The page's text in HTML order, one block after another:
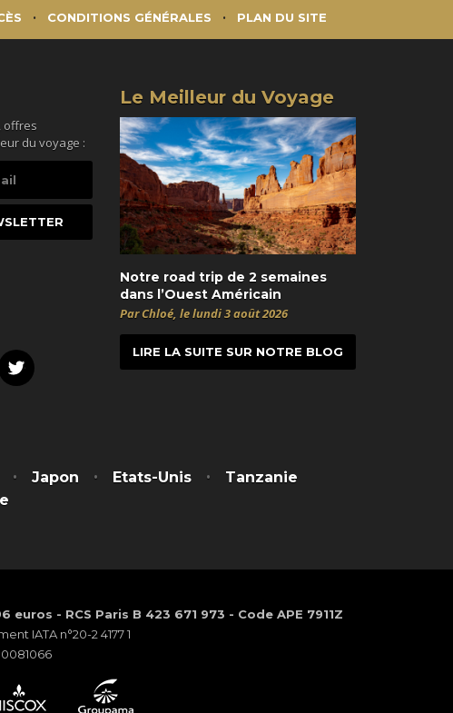
CONDITIONS GÉNÉRALES PLAN DU SITE
offres
du voyage :
Twitter
Le Meilleur du Voyage
Notre road trip de 2 semaines
dans l’Ouest Américain
Par Chloé, le lundi 3 août 2026
LIRE LA SUITE SUR NOTRE BLOG
Japon Etats-Unis
Tanzanie
- RCS Paris B 423 671 973 - Code APE 7911Z
IATA n°20-2 4177 1